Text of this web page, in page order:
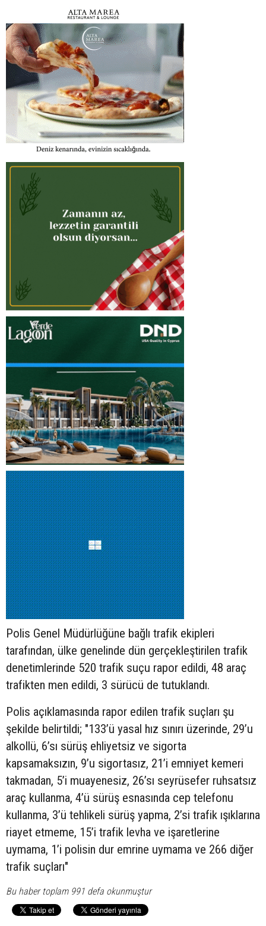
Polis Genel Müdürlüğüne bağlı trafik ekipleri
tarafından, ülke genelinde dün gerçekleştirilen trafik
denetimlerinde 520 trafik suçu rapor edildi, 48 araç
trafikten men edildi, 3 sürücü de tutuklandı.
Polis açıklamasında rapor edilen trafik suçları şu
şekilde belirtildi; "133’ü yasal hız sınırı üzerinde, 29’u
alkollü, 6’sı sürüş ehliyetsiz ve sigorta
kapsamaksızın, 9’u sigortasız, 21’i emniyet kemeri
takmadan, 5’i muayenesiz, 26’sı seyrüsefer ruhsatsız
araç kullanma, 4’ü sürüş esnasında cep telefonu
kullanma, 3’ü tehlikeli sürüş yapma, 2’si trafik ışıklarına
riayet etmeme, 15’i trafik levha ve işaretlerine
uymama, 1’i polisin dur emrine uymama ve 266 diğer
trafik suçları"
Bu haber toplam 991 defa okunmuştur